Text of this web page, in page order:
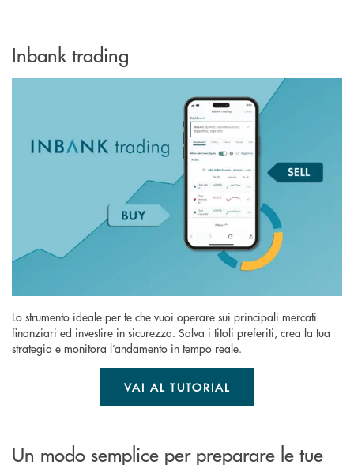
Inbank trading
Lo strumento ideale per te che vuoi operare sui principali mercati
finanziari ed investire in sicurezza. Salva i titoli preferiti, crea la tua
strategia e monitora l’andamento in tempo reale.
VAI AL TUTORIAL
Un modo semplice per preparare le tue